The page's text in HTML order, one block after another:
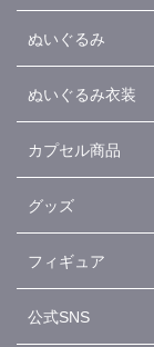
ぬいぐるみ
ぬいぐるみ衣装
カプセル商品
グッズ
フィギュア
公式SNS